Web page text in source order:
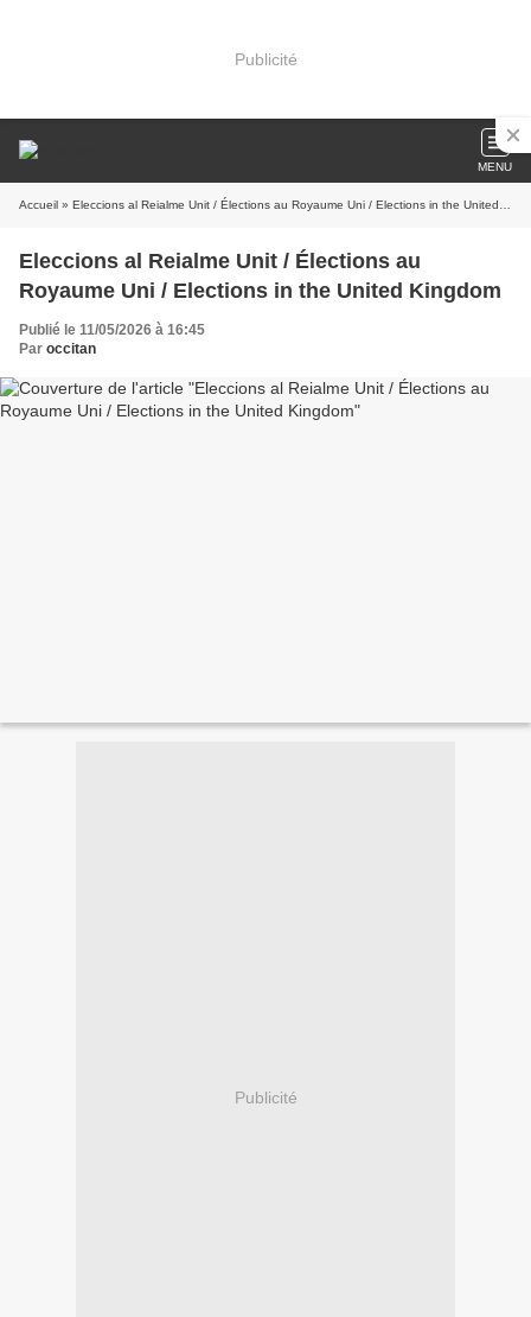
Publicité
MENU
Accueil » Eleccions al Reialme Unit / Élections au Royaume Uni / Elections in the United Kingdom
Eleccions al Reialme Unit / Élections au
Royaume Uni / Elections in the United Kingdom
Publié le 11/05/2026 à 16:45
Par occitan
Publicité